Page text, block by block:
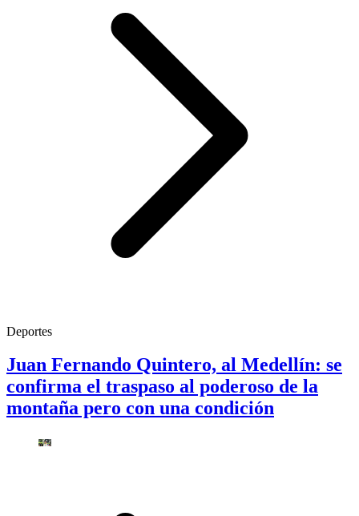
Deportes
Juan Fernando Quintero, al Medellín: se
confirma el traspaso al poderoso de la
montaña pero con una condición